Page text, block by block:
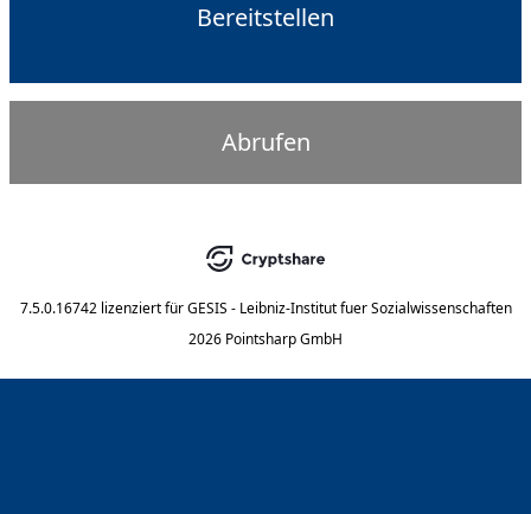
Bereitstellen
Abrufen
7.5.0.16742 lizenziert für GESIS - Leibniz-Institut fuer Sozialwissenschaften
2026 Pointsharp GmbH